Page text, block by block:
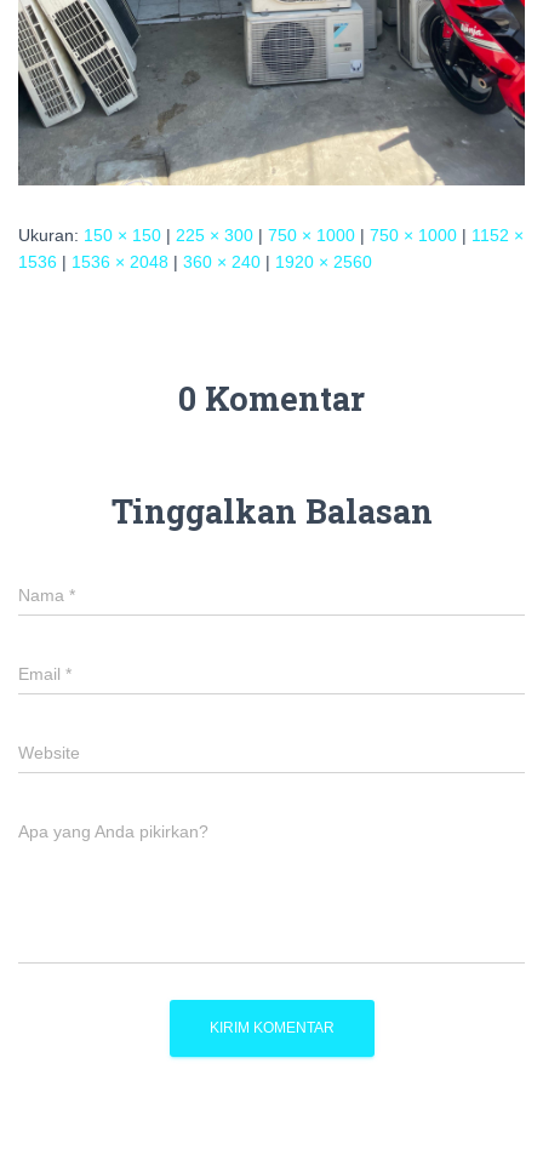
Ukuran: 150 × 150 | 225 × 300 | 750 × 1000 | 750 × 1000 | 1152 ×
1536 | 1536 × 2048 | 360 × 240 | 1920 × 2560
0 Komentar
Tinggalkan Balasan
Nama *
Email *
Website
Apa yang Anda pikirkan?